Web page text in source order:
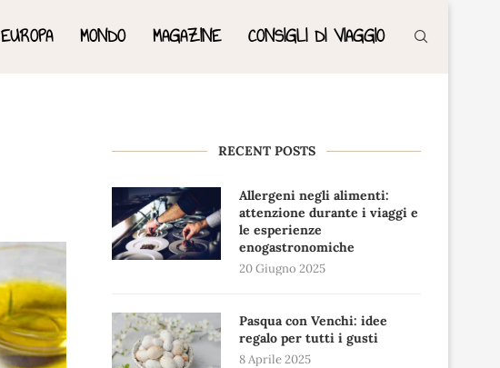
EUROPA MONDO MAGAZINE CONSIGLI DI VIAGGIO
RECENT POSTS
Allergeni negli alimenti:
attenzione durante i viaggi e
le esperienze
enogastronomiche
20 Giugno 2025
Pasqua con Venchi: idee
regalo per tutti i gusti
8 Aprile 2025